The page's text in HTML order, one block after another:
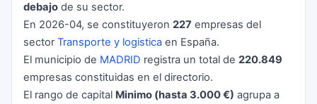
debajo de su sector.
En 2026-04, se constituyeron 227 empresas del
sectorTransporte y logistica en España.
El municipio de MADRID registra un total de 220.849
empresas constituidas en el directorio.
El rango de capital Minimo (hasta 3.000 €) agrupa a